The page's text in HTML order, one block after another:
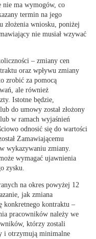
nie ma wymogów, co
termin na jego
złożenia wniosku, poniżej
nie musiał wzywać
– zmiany cen
oraz wpływu zmiany
zrobić za pomocą
ale również
Istotne będzie,
do umowy został złożony
w ramach wyjaśnień
odnosić się do wartości
Zamawiającemu
wykazywaniu zmiany.
wymagać ujawnienia
zysku.
na okres powyżej 12
jak zmiana
konkretnego kontraktu –
pracowników należy we
którzy zostali
i otrzymują minimalne